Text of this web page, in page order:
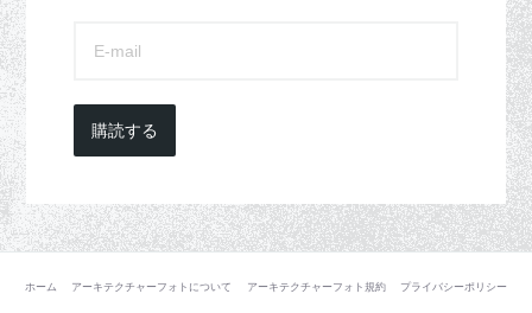
購読する
ホーム アーキテクチャーフォトについて アーキテクチャーフォト規約 プライバシーポリシー